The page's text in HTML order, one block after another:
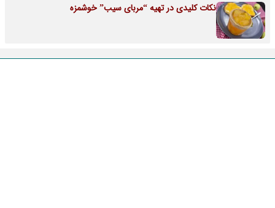
نکات کلیدی در تهیه “مربای سیب” خوشمزه